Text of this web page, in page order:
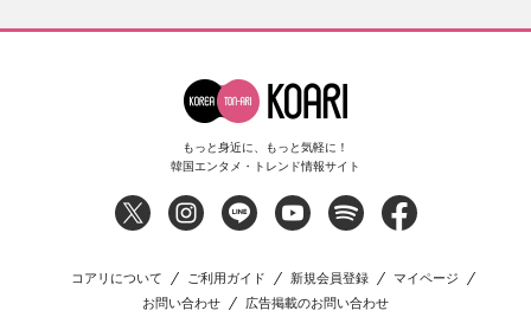
もっと身近に、もっと気軽に！
韓国エンタメ・トレンド情報サイト
コアリについて ご利用ガイド 新規会員登録
マイページ
お問い合わせ
広告掲載のお問い合わせ